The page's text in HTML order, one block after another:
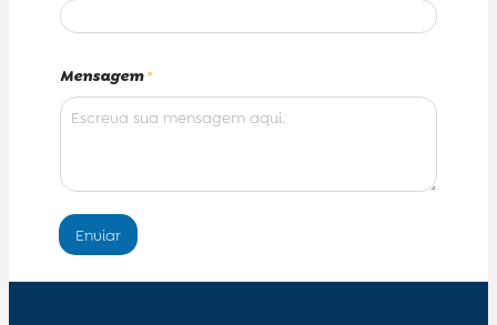
Mensagem*
Enviar